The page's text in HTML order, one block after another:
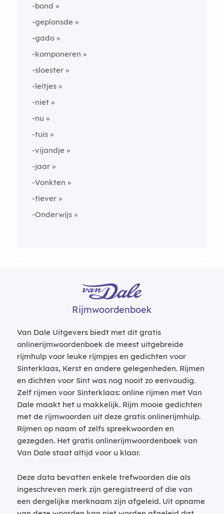
-bond
-geplonsde
-gado
-komponeren
-sloester
-leitjes
-niet
-nu
-tuis
-vijandje
-jaar
-Vonkten
-tiever
-Onderwijs
Rijmwoordenboek
Van Dale Uitgevers biedt met dit gratis
onlinerijmwoordenboek de meest uitgebreide
rijmhulp voor leuke rijmpjes en gedichten voor
Sinterklaas, Kerst en andere gelegenheden. Rijmen
en dichten voor Sint was nog nooit zo eenvoudig.
Zelf rijmen voor Sinterklaas: online rijmen met Van
Dale maakt het u makkelijk. Rijm mooie gedichten
met de rijmwoorden uit deze gratis onlinerijmhulp.
Rijmen op naam of zelfs spreekwoorden en
gezegden. Het gratis onlinerijmwoordenboek van
Van Dale staat altijd voor u klaar.
Deze data bevatten enkele trefwoorden die als
ingeschreven merk zijn geregistreerd of die van
een dergelijke merknaam zijn afgeleid. Uit opname